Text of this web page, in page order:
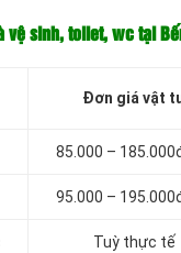
sinh, toilet, wc tại
Đơn giá vật
85.000 –
95.000 –
Tuỳ thực tế